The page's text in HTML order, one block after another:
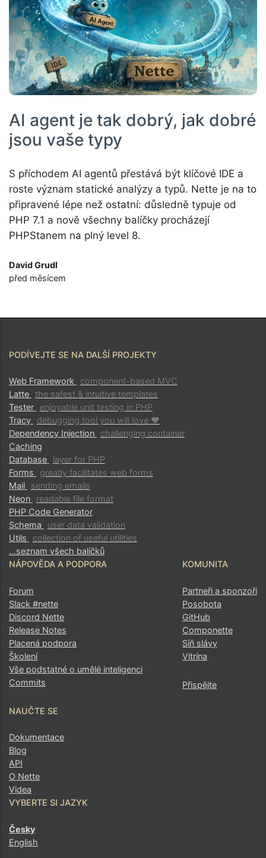
AI agent je tak dobrý, jak dobré
jsou vaše typy
S příchodem AI agentů přestává být klíčové IDE a
roste význam statické analýzy a typů. Nette je na to
připravené lépe než ostatní: důsledně typuje od
PHP 7.1 a nově všechny balíčky procházejí
PHPStanem na plný level 8.
David Grudl
před měsícem
PODÍVEJTE SE NA DALŠÍ PROJEKTY
Web Framework
component-based MVC
Latte the safest & intuitive templates
Tester
enjoyable unit testing in PHP
Tracy
debugging tool you will love ♥
Dependency Injection
challenging container
Caching
Database
layer for PHP
Forms
greatly facilitates web forms
Mail
sending emails
Neon
readable file format
PHP Code Generator
Schema
user data validation
Utils
collection of useful utilities
…seznam všech balíčků
NÁPOVĚDA A PODPORA
Forum
Slack #nette
Discord Nette
Release Notes
Placená podpora
Školení
Vše podstatné o umělé inteligenci
Commits
NAUČTE SE
Dokumentace
Blog
API
O Nette
Videa
KOMUNITA
Partneři a sponzoři
Posobota
GitHub
Componette
Síň slávy
Vitrína
Přispějte
VYBERTE SI JAZYK
Česky
English